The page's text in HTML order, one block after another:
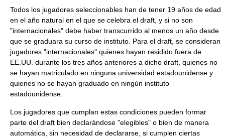
Todos los jugadores seleccionables han de tener 19 años de edad
en el año natural en el que se celebra el draft, y si no son
"internacionales" debe haber transcurrido al menos un año desde
que se graduara su curso de instituto. Para el draft, se consideran
jugadores "internacionales" quienes hayan residido fuera de
EE.UU. durante los tres años anteriores a dicho draft, quienes no
se hayan matriculado en ninguna universidad estadounidense y
quienes no se hayan graduado en ningún instituto
estadounidense.
Los jugadores que cumplan estas condiciones pueden formar
parte del draft bien declarándose "elegibles" o bien de manera
automática, sin necesidad de declararse, si cumplen ciertas